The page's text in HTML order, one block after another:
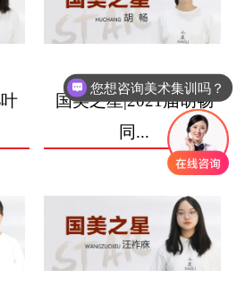
国美之星|2021届胡畅
同...
您想咨询美术集训吗？